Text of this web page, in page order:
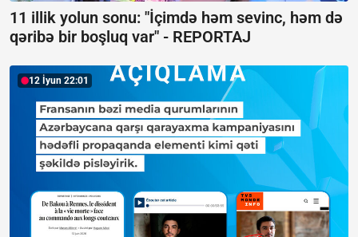
11 illik yolun sonu: "İçimdə həm sevinc, həm də
qəribə bir boşluq var" - REPORTAJ
12 İyun 22:01